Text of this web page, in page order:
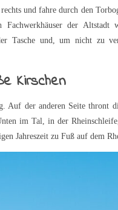
und fahre durch den
Fachwerkhäuser der
Tasche und, um nicht zu
Kirschen
Auf der anderen Seite
im Tal, in der
Jahreszeit zu Fuß auf dem